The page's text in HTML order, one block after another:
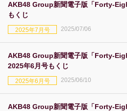
AKB48 Group新聞電子版「Forty-
もくじ
2025年7月号 2025/07/06
AKB48 Group新聞電子版「Forty-
2025年6月号もくじ
2025年6月号 2025/06/10
AKB48 Group新聞電子版「Forty-